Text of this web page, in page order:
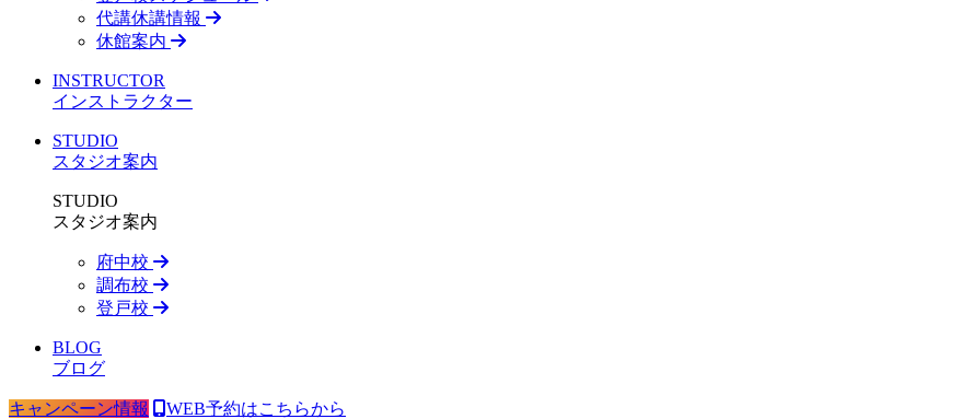
代講休講情報
休館案内
INSTRUCTOR
インストラクター
STUDIO
スタジオ案内
STUDIO
スタジオ案内
府中校
調布校
登戸校
BLOG
ブログ
キャンペーン情報 WEB予約はこちらから